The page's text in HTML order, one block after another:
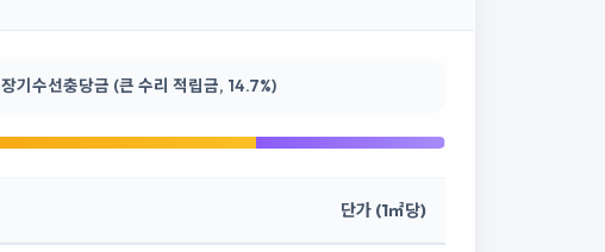
장기수선충당금 (큰 수리 적립금, 14.7%)
단가 (1㎡당)